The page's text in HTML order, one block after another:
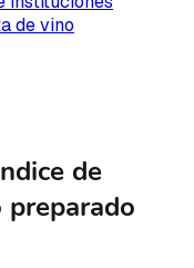
de vino
de
preparado